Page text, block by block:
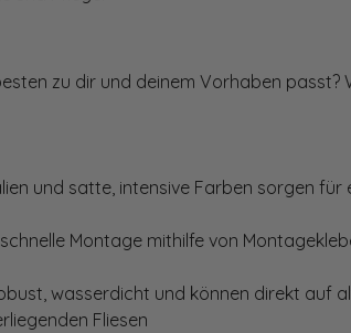
zu dir und deinem Vorhaben
und satte, intensive Farben sorgen
Montage mithilfe von
wasserdicht und können direkt
Fliesen